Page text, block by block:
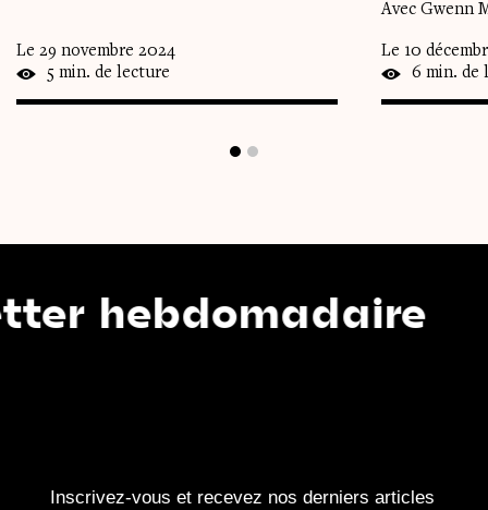
Le 29 novembre 2024
5 min. de lecture
Avec Gwenn
Le 10
6 min. de